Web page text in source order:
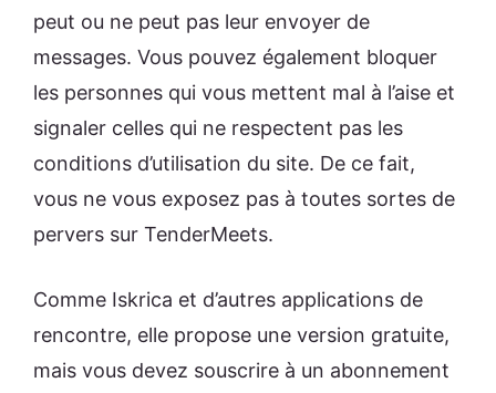
peut ou ne peut pas leur envoyer de
messages. Vous pouvez également bloquer
les personnes qui vous mettent mal à l’aise et
signaler celles qui ne respectent pas les
conditions d’utilisation du site. De ce fait,
vous ne vous exposez pas à toutes sortes de
pervers sur TenderMeets.
Comme Iskrica et d’autres applications de
rencontre, elle propose une version gratuite,
mais vous devez souscrire à un abonnement